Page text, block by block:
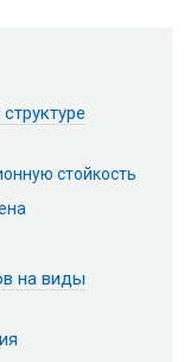
стойкость
на виды